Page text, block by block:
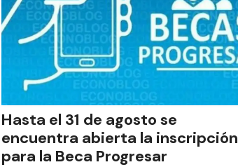
Hasta el 31 de agosto se
encuentra abierta la inscripción
para la Beca Progresar